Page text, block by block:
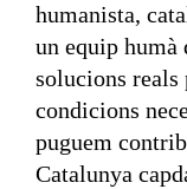
humanista,
un equip humà
solucions reals
condicions
puguem
Catalunya